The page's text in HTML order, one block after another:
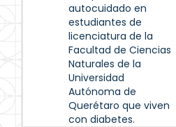
autocuidado en
estudiantes de
licenciatura de la
Facultad de Ciencias
Naturales de la
Universidad
Autónoma de
Querétaro que viven
con diabetes.